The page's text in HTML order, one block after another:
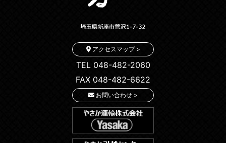
アクセスマップ >
TEL 048-482-2060
FAX 048-482-6622
お問い合わせ >